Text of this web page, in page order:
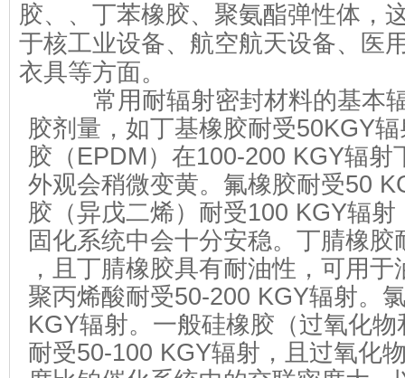
胶、、丁苯橡胶、聚氨酯弹性体，
于核工业设备、航空航天设备、医
衣具等方面。
常用耐辐射密封材料的基本
胶剂量，如丁基橡胶耐受50KGY
胶（EPDM）在100-200 KGY辐射
外观会稍微变黄。氟橡胶耐受50
胶（异戊二烯）耐受100 KGY辐
固化系统中会十分安稳。丁腈橡胶
，且丁腈橡胶具有耐油性，可用
聚丙烯酸耐受50-200 KGY辐射。
KGY辐射。一般硅橡胶（过氧化
耐受50-100 KGY辐射，且过氧化